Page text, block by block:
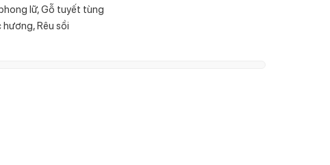
lữ, Gỗ tuyết tùng
Rêu sồi